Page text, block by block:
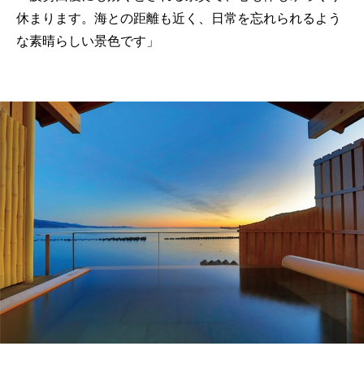
休まります。海との距離も近く、日常を忘れられるよう
な素晴らしい景色です」